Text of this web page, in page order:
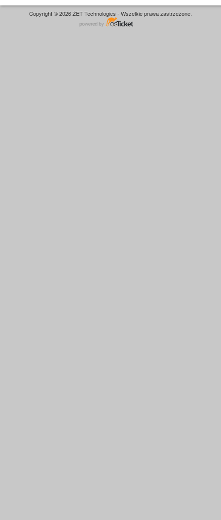
Copyright © 2026 ŻET Technologies - Wszelkie prawa zastrzeżone.